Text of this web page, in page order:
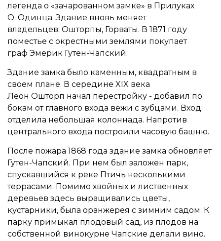
легенда о «зачарованном замке» в Прилуках
О. Одинца. Здание вновь меняет
владельцев: Ошторпы, Горваты. В 1871 году
поместье с окрестными землями покупает
граф Эмерик Гутен-Чапский.
Здание замка было каменным, квадратным в
своем плане. В середине XIX века
Леон Ошторп начал перестройку - добавил по
бокам от главного входа вежи с зубцами. Вход
отделила небольшая колоннада. Напротив
центрального входа построили часовую башню.
После пожара 1868 года здание замка обновляет
Гутен-Чапский. При нем был заложен парк,
спускавшийся к реке Птичь несколькими
террасами. Помимо хвойных и лиственных
деревьев здесь выращивались цветы,
кустарники, была оранжерея с зимним садом. К
парку примыкал плодовый сад, из плодов на
собственной винокурне Чапские делали вино.